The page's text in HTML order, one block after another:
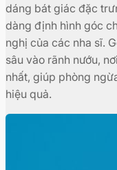
dáng bát giác đặc
dàng định hình góc
nghị của các nha sĩ.
sâu vào rãnh nướu,
nhất, giúp phòng
hiệu quả.